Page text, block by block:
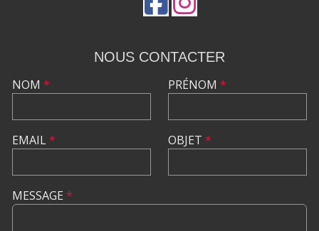
NOUS CONTACTER
NOM *
EMAIL*
PRÉNOM *
OBJET *
MESSAGE *